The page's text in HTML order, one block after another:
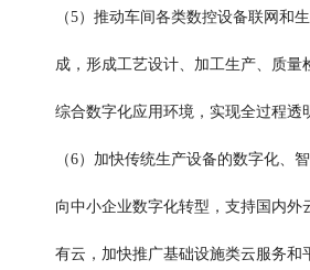
（5）推动车间各类数控设备联网和
成，形成工艺设计、加工生产、质量
综合数字化应用环境，实现全过程透
（6）加快传统生产设备的数字化、
向中小企业数字化转型，支持国内外
有云，加快推广基础设施类云服务和